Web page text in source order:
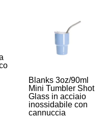
Blanks 3oz/90ml
Mini Tumbler Shot
Glass in acciaio
inossidabile con
cannuccia